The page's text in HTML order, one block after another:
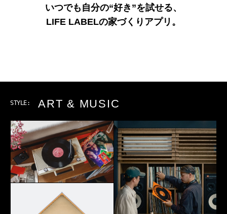
いつでも自分の“好き”を試せる、
LIFE LABELの家づくりアプリ。
STYLE: ART & MUSIC